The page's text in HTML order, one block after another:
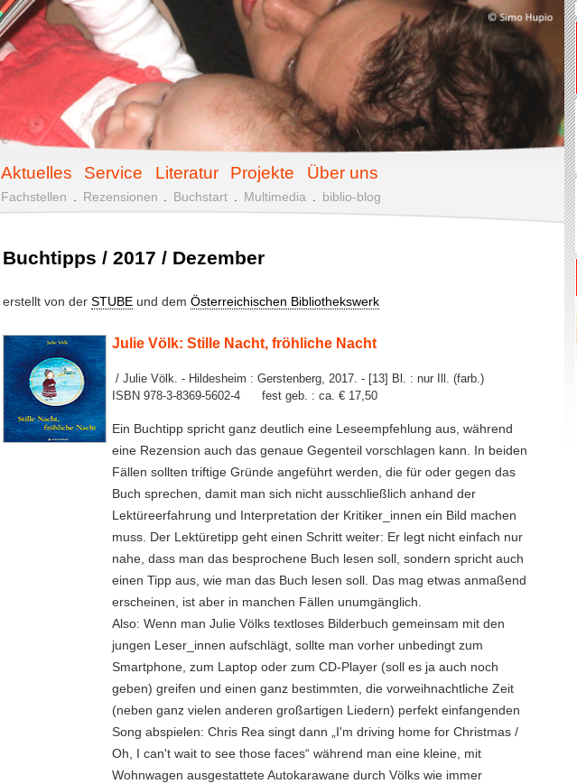
Aktuelles Service Literatur Projekte Über uns
Fachstellen Rezensionen Buchstart Multimedia biblio-blog
Buchtipps / 2017 / Dezember
erstellt von derSTUBE und demÖsterreichischen Bibliothekswerk
Julie Völk: Stille Nacht, fröhliche Nacht
/ Julie Völk. - Hildesheim : Gerstenberg, 2017. - [13] Bl. : nur Ill. (farb.)
ISBN 978-3-8369-5602-4 fest geb. : ca. € 17,50
Ein Buchtipp spricht ganz deutlich eine Leseempfehlung aus, während
eine Rezension auch das genaue Gegenteil vorschlagen kann. In beiden
Fällen sollten triftige Gründe angeführt werden, die für oder gegen das
Buch sprechen, damit man sich nicht ausschließlich anhand der
Lektüreerfahrung und Interpretation der Kritiker_innen ein Bild machen
muss. Der Lektüretipp geht einen Schritt weiter: Er legt nicht einfach nur
nahe, dass man das besprochene Buch lesen soll, sondern spricht auch
einen Tipp aus, wie man das Buch lesen soll. Das mag etwas anmaßend
erscheinen, ist aber in manchen Fällen unumgänglich.
Also: Wenn man Julie Völks textloses Bilderbuch gemeinsam mit den
jungen Leser_innen aufschlägt, sollte man vorher unbedingt zum
Smartphone, zum Laptop oder zum CD-Player (soll es ja auch noch
geben) greifen und einen ganz bestimmten, die vorweihnachtliche Zeit
(neben ganz vielen anderen großartigen Liedern) perfekt einfangenden
Song abspielen: Chris Rea singt dann „I'm driving home for Christmas /
Oh, I can't wait to see those faces“ während man eine kleine, mit
Wohnwagen ausgestattete Autokarawane durch Völks wie immer